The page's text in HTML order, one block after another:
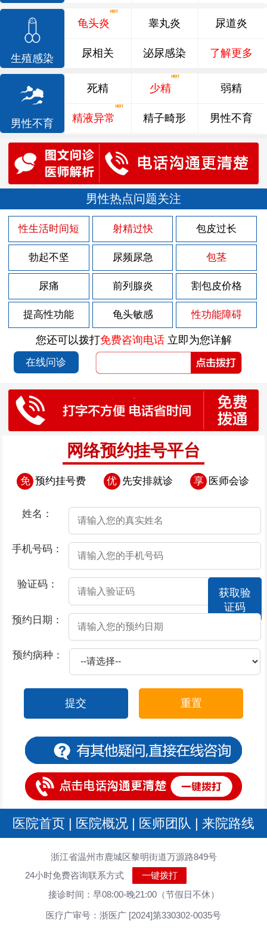
生殖感染
龟头炎 睾丸炎 尿道炎
尿相关 泌尿感染 了解更多
男性不育
死精 少精 弱精
精液异常 精子畸形 男性不育
男性热点问题关注
性生活时间短 射精过快 包皮过长
勃起不坚 尿频尿急 包茎
尿痛 前列腺炎 割包皮价格
提高性功能 龟头敏感 性功能障碍
您还可以拨打免费咨询电话立即为您详解
在线问诊
网络预约挂号平台
免 预约挂号费 优 先安排就诊 享 医师会诊
姓名：
手机号码：
验证码：
获取验
证码
预约日期：
预约病种：
提交 重置
医院首页 | 医院概况 | 医师团队 | 来院路线
浙江省温州市鹿城区黎明街道万源路849号
24小时免费咨询联系方式
一键拨打
接诊时间：早08:00-晚21:00（节假日不休）
医疗广审号：浙医广 [2024]第330302-0035号